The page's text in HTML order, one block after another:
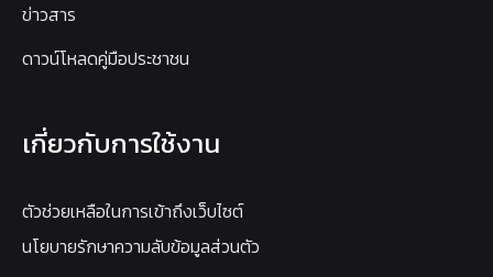
ข่าวสาร
ดาวน์โหลดคู่มือประชาชน
เกี่ยวกับการใช้งาน
ตัวช่วยเหลือในการเข้าถึงเว็บไซต์
นโยบายรักษาความลับข้อมูลส่วนตัว